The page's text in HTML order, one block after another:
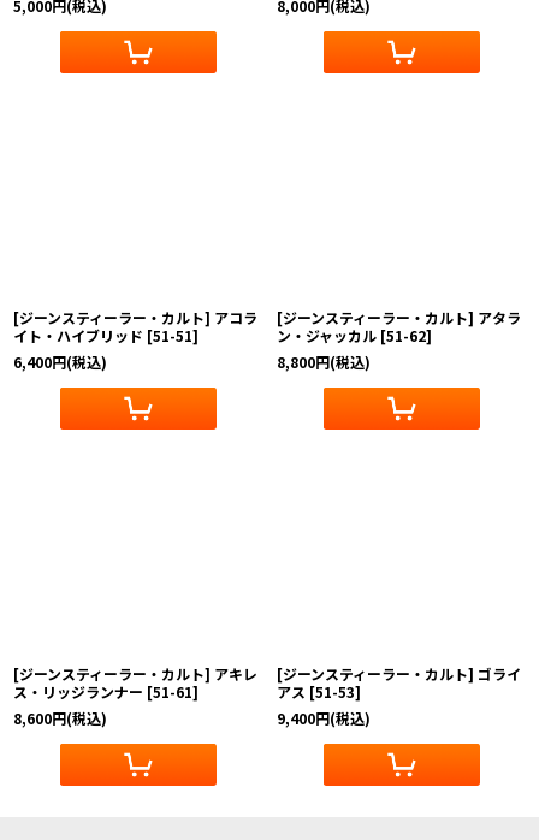
5,000円(税込) 8,000円(税込)
[ジーンスティーラー・カルト] アコラ
イト・ハイブリッド [51-51]
6,400円(税込)
[ジーンスティーラー・カルト] アタラ
ン・ジャッカル [51-62]
8,800円(税込)
[ジーンスティーラー・カルト] アキレ
ス・リッジランナー [51-61]
8,600円(税込)
[ジーンスティーラー・カルト] ゴライ
アス [51-53]
9,400円(税込)